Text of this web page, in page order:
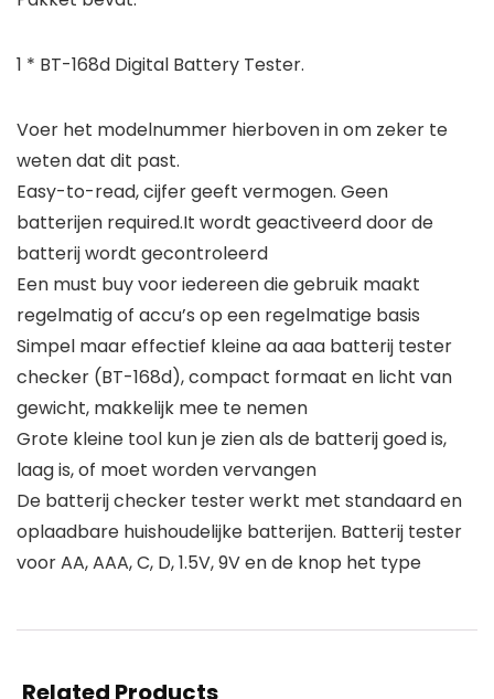
1 * BT-168d Digital Battery Tester.
Voer het modelnummer hierboven in om zeker te
weten dat dit past.
Easy-to-read, cijfer geeft vermogen. Geen
batterijen required.It wordt geactiveerd door de
batterij wordt gecontroleerd
Een must buy voor iedereen die gebruik maakt
regelmatig of accu’s op een regelmatige basis
Simpel maar effectief kleine aa aaa batterij tester
checker (BT-168d), compact formaat en licht van
gewicht, makkelijk mee te nemen
Grote kleine tool kun je zien als de batterij goed is,
laag is, of moet worden vervangen
De batterij checker tester werkt met standaard en
oplaadbare huishoudelijke batterijen. Batterij tester
voor AA, AAA, C, D, 1.5V, 9V en de knop het type
Related Products